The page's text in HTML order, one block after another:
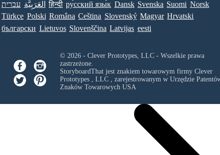
עברית العَرَبِيَّة हिन्दी ру́сский язы́к Dansk Svenska Suomi Norsk
Türkçe Polski Româna Ceština Slovenský Magyar Hrvatski
български Lietuvos Slovenščina Latvijas eesti
© 2026 - Clever Prototypes, LLC - Wszelkie prawa
zastrzeżone.
StoryboardThat jest znakiem towarowym firmy Clever
Prototypes , LLC, zarejestrowanym w Urzędzie
Znaków Towarowych USA